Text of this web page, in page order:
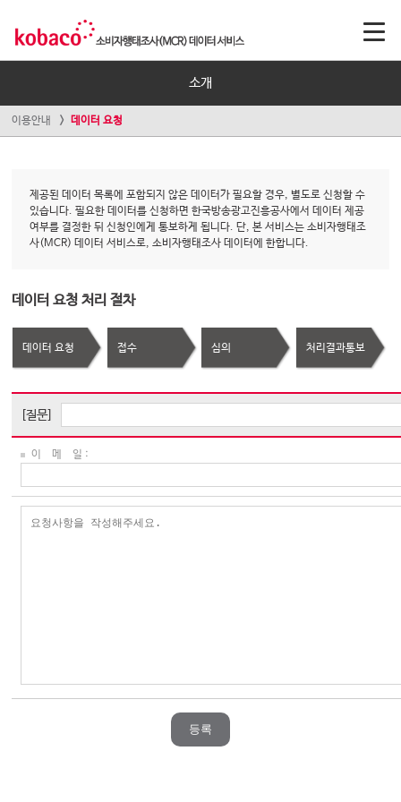
소개
이용안내 데이터 요청
제공된 데이터 목록에 포함되지 않은 데이터가 필요할 경우, 별도로 신청할 수
있습니다. 필요한 데이터를 신청하면 한국방송광고진흥공사에서 데이터 제공
여부를 결정한 뒤 신청인에게 통보하게 됩니다. 단, 본 서비스는 소비자행태조
사(MCR) 데이터 서비스로, 소비자행태조사 데이터에 한합니다.
데이터 요청 처리 절차
데이터 요청 접수 심의 처리결과통보
[질문]
이 메 일 :
등록